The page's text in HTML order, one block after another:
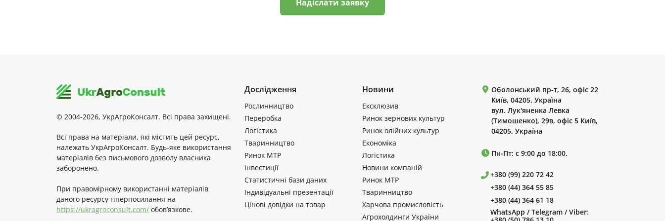
Надіслати заявку
© 2004-2026, УкрАгроКонсалт. Всі права захищені.
Всі права на матеріали, які містить цей ресурс,
належать УкрАгроКонсалт. Будь-яке використання
матеріалів без письмового дозволу власника
заборонено.
При правомірному використанні матеріалів
даного ресурсу гіперпосилання на
https://ukragroconsult.com/ обов’язкове.
Дослідження
Рослинництво
Переробка
Логістика
Тваринництво
Ринок МТР
Інвестиції
Статистичні бази даних
Індивідуальні презентації
Цінові довідки на товар
Новини
Ексклюзив
Ринок зернових культур
Ринок олійних культур
Економіка
Логістика
Новини компаній
Ринок МТР
Тваринництво
Харчова промисловість
Агрохолдинги України
Оболонський пр-т, 26, офіс 22
Київ, 04205, Україна
вул. Лук'яненка Левка
(Тимошенко), 29в, офіс 5 Київ,
04205, Україна
Пн-Пт: с 9:00 до 18:00.
+380 (99) 220 72 42
+380 (44) 364 55 85
+380 (44) 364 61 18
WhatsApp / Telegram / Viber: